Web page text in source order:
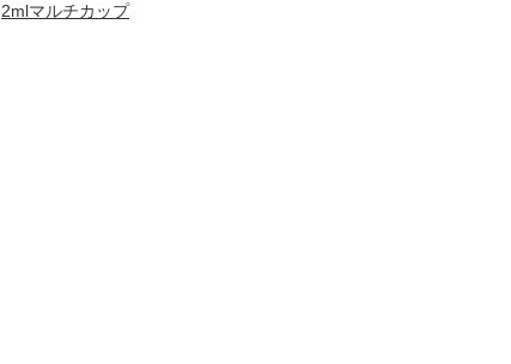
2mlマルチカップ